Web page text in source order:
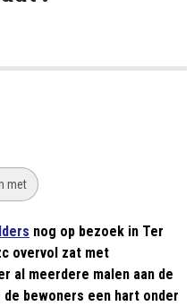
met
nog op bezoek in Ter
overvol zat met
al meerdere malen aan de
bewoners een hart onder